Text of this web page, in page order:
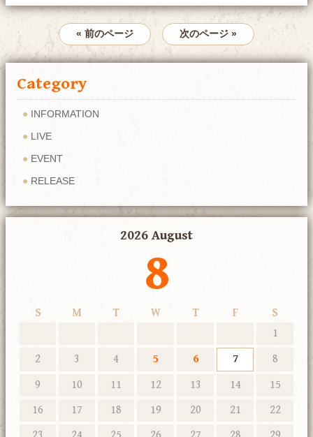
« 前のページ 次のページ »
Category
INFORMATION
LIVE
EVENT
RELEASE
2026 August
8
S M T W T F
S
1
2
3 4 5 6 7
8
9
10 11 12 13 14
15
16
17 18 19 20 21
22